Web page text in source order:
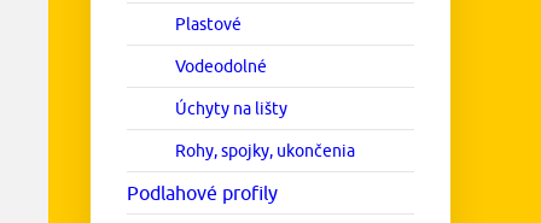
Plastové
Vodeodolné
Úchyty na lišty
Rohy, spojky, ukončenia
Podlahové profily